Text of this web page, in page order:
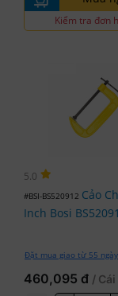
Kiểm tra đơn
5.0
#BSI-BS520912 Cảo
Inch Bosi
Đặt mua giao từ 55 ngày
460,095 đ / Cái